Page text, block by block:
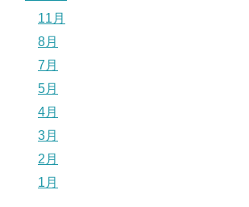
11月
8月
7月
5月
4月
3月
2月
1月